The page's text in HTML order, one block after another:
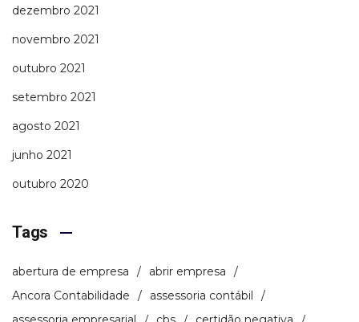
dezembro 2021
novembro 2021
outubro 2021
setembro 2021
agosto 2021
junho 2021
outubro 2020
Tags
abertura de empresa
abrir empresa
Ancora Contabilidade
assessoria contábil